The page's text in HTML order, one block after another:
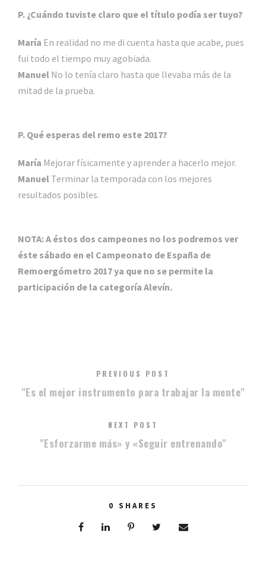
P. ¿Cuándo tuviste claro que el título podía ser tuyo?
María En realidad no me di cuenta hasta que acabe, pues
fui todo el tiempo muy agobiada.
Manuel No lo tenía claro hasta que llevaba más de la
mitad de la prueba.
P. Qué esperas del remo este 2017?
María Mejorar físicamente y aprender a hacerlo mejor.
Manuel Terminar la temporada con los mejores
resultados posibles.
NOTA: A éstos dos campeones no los podremos ver
éste sábado en el Campeonato de España de
Remoergómetro 2017 ya que no se permite la
participación de la categoría Alevín.
PREVIOUS POST
"Es el mejor instrumento para trabajar la mente"
NEXT POST
"Esforzarme más» y «Seguir entrenando"
0 SHARES